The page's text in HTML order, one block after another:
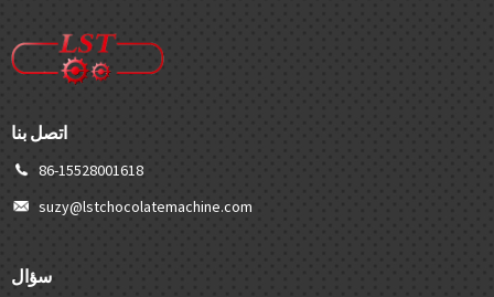
اتصل بنا
86-15528001618
suzy@lstchocolatemachine.com
سؤال